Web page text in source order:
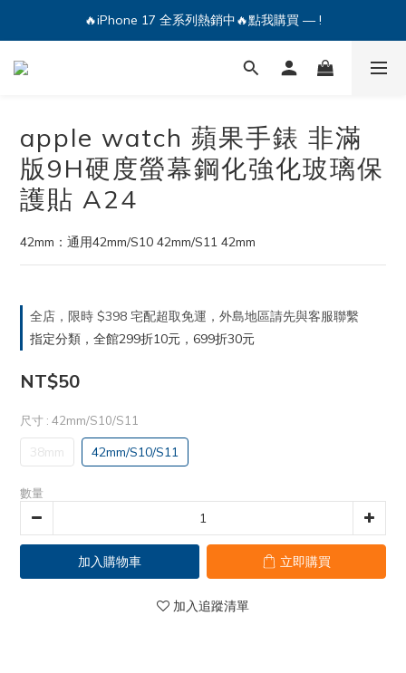
🔥iPhone 17 全系列熱銷中🔥點我購買 — !
apple watch 蘋果手錶 非滿
版9H硬度螢幕鋼化強化玻璃保
護貼 A24
42mm：通用42mm/S10 42mm/S11 42mm
全店，限時 $398 宅配超取免運，外島地區請先與客服聯繫
指定分類，全館299折10元，699折30元
NT$50
尺寸 : 42mm/S10/S11
38mm 42mm/S10/S11
數量
加入購物車 立即購買
加入追蹤清單